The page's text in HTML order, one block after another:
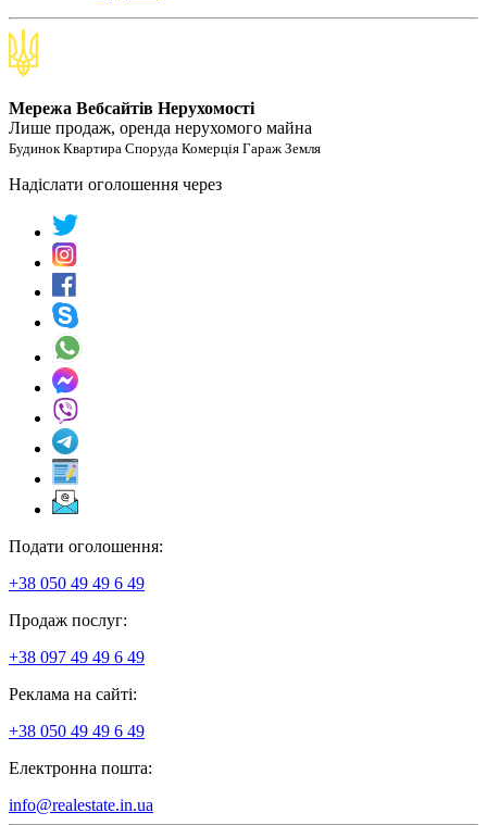
Мережа Вебсайтів Нерухомості
Лише продаж, оренда нерухомого майна
Будинок Квартира Споруда Комерція Гараж Земля
Надіслати оголошення через
Подати оголошення:
+38 050 49 49 6 49
Продаж послуг:
+38 097 49 49 6 49
Реклама на сайті:
+38 050 49 49 6 49
Електронна пошта:
info@realestate.in.ua